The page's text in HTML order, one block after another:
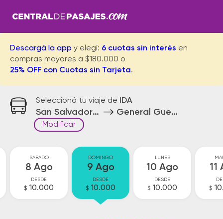
Descargá la app y elegí: 6 cuotas sin interés en
compras mayores a $180.000 o
25% OFF con Cuotas sin Tarjeta.
Seleccioná tu viaje de IDA
San Salvador de Jujuy General Guemes
Modificar
SABADO
8 Ago
DESDE
$ 10.000
DOMINGO
9 Ago
DESDE
$ 10.000
LUNES
10 Ago
DESDE
$ 10.000
11
$